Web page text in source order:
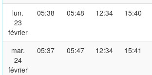
lun.
23
février
05:38 05:48 12:34 15:40
mar.
24
février
05:37 05:47 12:34 15:41